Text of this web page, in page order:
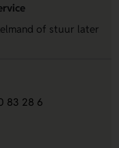
of stuur later
83 28 6